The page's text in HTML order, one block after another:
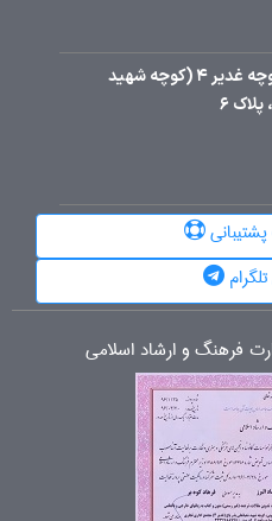
البرز، نظرآباد، الغدیر جنوبی، کوچه غدیر 4 (کوچه شهید
فرهنگ و ارشاد اسلامی